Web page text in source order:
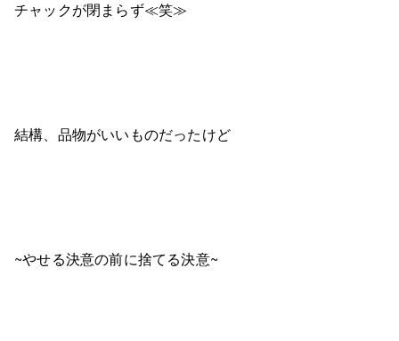
チャックが閉まらず≪笑≫
結構、品物がいいものだったけど
~やせる決意の前に捨てる決意~